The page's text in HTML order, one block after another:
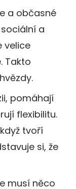
a občasné
a
velice
Takto
pomáhají
flexibilitu.
tvoří
si, že
musí něco